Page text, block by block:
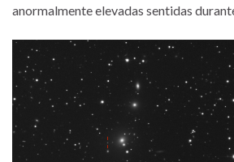
anormalmente elevadas sentidas